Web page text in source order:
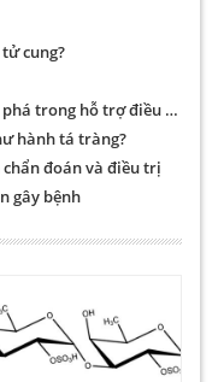
50.
cung?
trị bệnh dạ dày và ung thư
hành tá tràng?
đoán và điều trị
gây bệnh